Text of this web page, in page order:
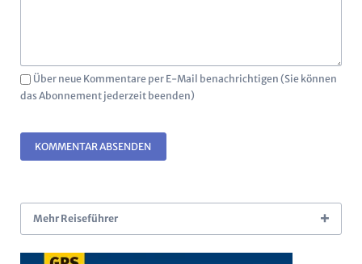
Über neue Kommentare per E-Mail benachrichtigen (Sie können
das Abonnement jederzeit beenden)
KOMMENTAR ABSENDEN
Mehr Reiseführer